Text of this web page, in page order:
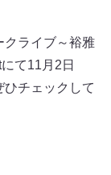
クライブ～裕雅
て11月2日
ひチェックして